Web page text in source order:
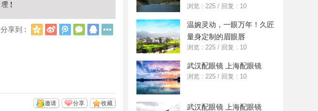
分享到 :
Q
新
浪
腾
讯
微
信
Q
收藏
分享
邀请
浏览 : 225 / 回复 : 10
温婉灵动，一眼万年！久匠
量身定制的眉眼唇
浏览 : 225 / 回复 : 10
武汉配眼镜 上海配眼镜
浏览 : 225 / 回复 : 10
武汉配眼镜 上海配眼镜